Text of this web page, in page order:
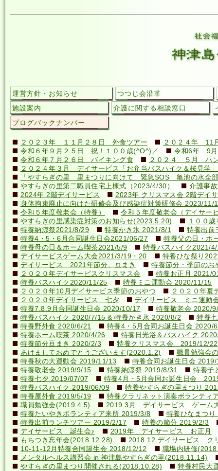
運営方針・お知らせ
つつじ会沿革
施設案内
介護に関する相談窓口
ブログバックナンバー
２０２３年 １１月２８日 外食ツアー
２０２４年 11
令和６年９月２５日 祝！１００歳(^O^)／
令和6年 9
令和６年７月２６日 バイキング食
２０２４ ５月 ハ
２０２４年３月 デイサービス「お弁当バスハイク＆桜見学」
「やすらぎの里 里まつりに向けて 緊急SOS 亀池の水全
やすらぎの里第二職員住宅上棟式（2023/4/30）
介護事
2024年 2階デイサービス
2023年 クリスマス会 2階デイ
身体拘束廃止に向けた研修会及び感染症対策研修会 2023/11/
令和５年度敬老会（特養）
令和５年度敬老会（デイサー
やすらぎの里感染症対策のお知らせ(2023.5.20)
１００
特養納涼祭2021/8/29
特養かき氷 2021/8/1
特養出前
特養4・5・6月合同誕生日会2021/06/27
特養父の日・ホ
特養母の日＆ホーム喫茶2021/5/9
特養バスハイク2021/
デイサービスゲーム大会2021/3/19・20
特養ひな祭り
デイサービス 2021年節分、豆まき
特養節分・季節の
２０２０年デイサービスクリスマス会
特養お正月 2021/
特養バスハイク2020/11/25
特養ミニ運動会 2020/11/15
２０２０年10月デイサービス季節のおやつ
２０２０年夏
２０２０年デイサービス 七夕
デイサービス ミニ運動
特養7.8.9月合同誕生日会 2020/10/17
特養敬老会 2020/
特養バスハイク 2020/7/15 & 特養かき氷 2020/8/2
特養
特養野外食 2020/6/21
特養4・5月合同お誕生日会 2020/
特養ホーム喫茶 2020/4/26
特養日光浴＆バスハイク
特養節分豆まき 2020/2/3
特養クリスマス会 2019/12/22
あけましておめでとうございます(2020.1.2)
職員勉強会
特養秋の大運動会 2019/11/13
特養合同お誕生日会
特養敬老会 2019/9/15
特養納涼祭 2019/8/31
特養子
特養七夕 2019/07/07
特養4月・5月合同お誕生日会
特養バスハイク 2019/06/09
特養やすらぎの里まつり
特養屋外食 2019/5/19
特養クラリネット演奏ボランティ
職員勉強会(2019.4.5)
2019.3月 デイサービス ゲーム
特養たいやきボランティア来所 2019/3/8
特養ひなまつ
特養出前ランチツアー 2019/2/17
特養の節分 2019/2/3
デイサービス 誕生会♪
2019年 デイサービス お正月
もちつき忘年会(2018.12.28)
2018.12 デイサービス ク
10-11-12月特養合同誕生会 2018/12/12
職場内研修
メンタルヘルス講習会 in 神津島やすらぎの里(2018.11.14)
やすらぎの里まつり開催される(2018.10.28)
特養村民大